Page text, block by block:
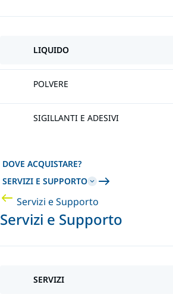
LIQUIDO
POLVERE
SIGILLANTI E ADESIVI
DOVE ACQUISTARE?
SERVIZI E SUPPORTO
Servizi e Supporto
Servizi e Supporto
SERVIZI